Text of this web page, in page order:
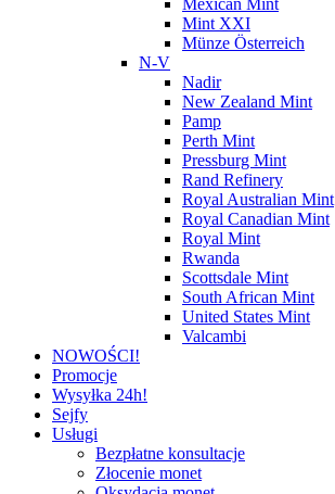
Mexican Mint
Mint XXI
Münze Österreich
N-V
Nadir
New Zealand Mint
Pamp
Perth Mint
Pressburg Mint
Rand Refinery
Royal Australian Mint
Royal Canadian Mint
Royal Mint
Rwanda
Scottsdale Mint
South African Mint
United States Mint
Valcambi
NOWOŚCI!
Promocje
Wysyłka 24h!
Sejfy
Usługi
Bezpłatne konsultacje
Złocenie monet